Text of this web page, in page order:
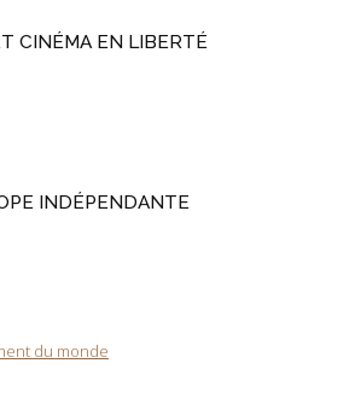
CINÉMA EN LIBERTÉ
INDÉPENDANTE
du monde